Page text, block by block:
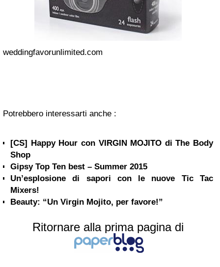
weddingfavorunlimited.com
Potrebbero interessarti anche :
[CS] Happy Hour con VIRGIN MOJITO di The Body
Shop
Gipsy Top Ten best – Summer 2015
Un’esplosione di sapori con le nuove Tic Tac
Mixers!
Beauty: “Un Virgin Mojito, per favore!”
Ritornare alla prima pagina di